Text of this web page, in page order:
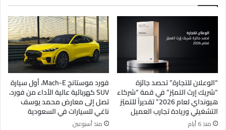
“الوعلان للتجارة” تحصد جائزة
“شريك إرث التميّز” في قمة “شركاء
هيونداي لعام 2026” تقديراً للتميّز
التشغيلي وريادة تجارب العميل
منذ 6 أيام
فورد موستانج Mach-E، أول سيارة
SUV كهربائية عالية الأداء من فورد،
تصل إلى معارض محمد يوسف
ناغي للسيارات في السعودية
منذ أسبوعين